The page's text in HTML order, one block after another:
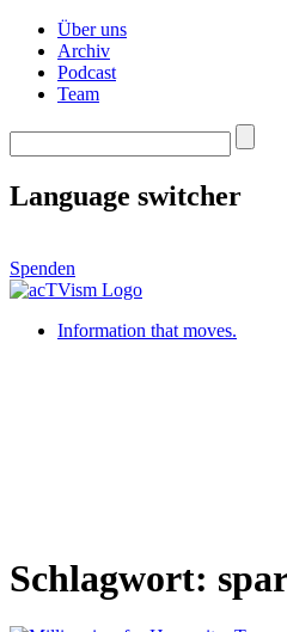
Über uns
Archiv
Podcast
Team
Language switcher
Spenden
Information that moves.
Schlagwort: